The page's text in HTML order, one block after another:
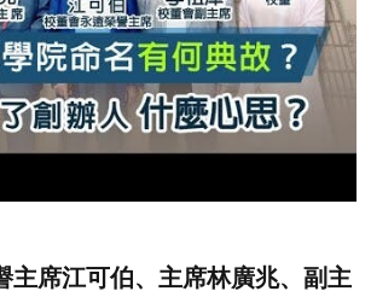
主席江可伯、主席林廣兆、副主